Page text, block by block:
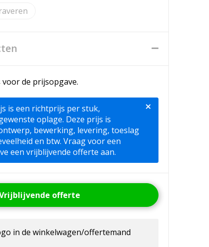
de prijsopgave.
is een richtprijs per stuk,
oplage. Deze prijs is
bewerking, levering, toeslag
en btw. Vraag voor een
een vrijblijvende offerte aan.
×
offerte
in de winkelwagen/offertemand